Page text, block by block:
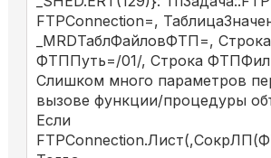
FTPConnection=,
_MRDТаблФайловФТП=, Строка
ФТППуть=/01/, Строка
Слишком много параметров
вызове функции/процедуры
Если